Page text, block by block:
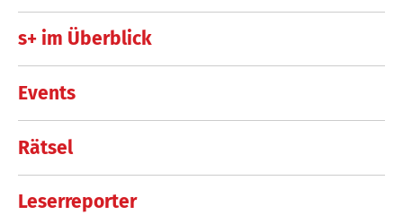
s+ im Überblick
Events
Rätsel
Leserreporter